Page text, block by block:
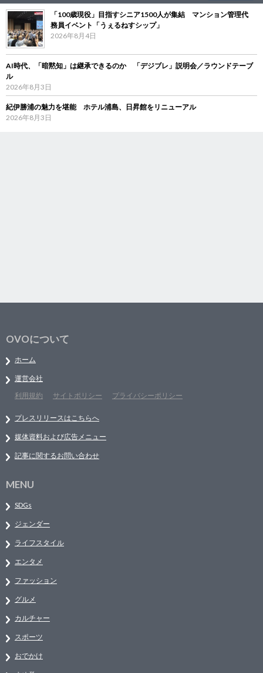
「100歳現役」目指すシニア1500人が集結 マンション管理代
務員イベント「うぇるねすシップ」
2026年8月4日
AI時代、「暗黙知」は継承できるのか 「デジブレ」説明会／ラウンドテーブ
ル
2026年8月3日
紀伊勝浦の魅力を堪能 ホテル浦島、日昇館をリニューアル
2026年8月3日
OVOについて
ホーム
運営会社
利用規約
サイトポリシー プライバシーポリシー
プレスリリースはこちらへ
媒体資料および広告メニュー
記事に関するお問い合わせ
MENU
SDGs
ジェンダー
ライフスタイル
エンタメ
ファッション
グルメ
カルチャー
スポーツ
おでかけ